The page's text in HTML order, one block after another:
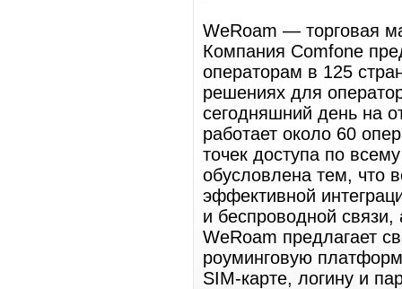
WeRoam — торговая
Компания Comfone
операторам в 125
решениях для
сегодняшний день на
работает около 60
точек доступа по
обусловлена тем, что
эффективной
и беспроводной
WeRoam предлагает
роуминговую
SIM-карте, логину и